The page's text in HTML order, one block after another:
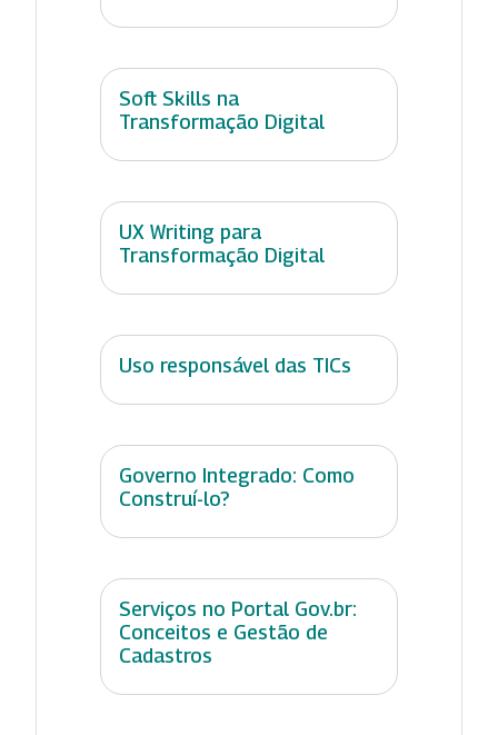
Soft Skills na
Transformação Digital
UX Writing para
Transformação Digital
Uso responsável das TICs
Governo Integrado: Como
Construí-lo?
Serviços no Portal Gov.br:
Conceitos e Gestão de
Cadastros